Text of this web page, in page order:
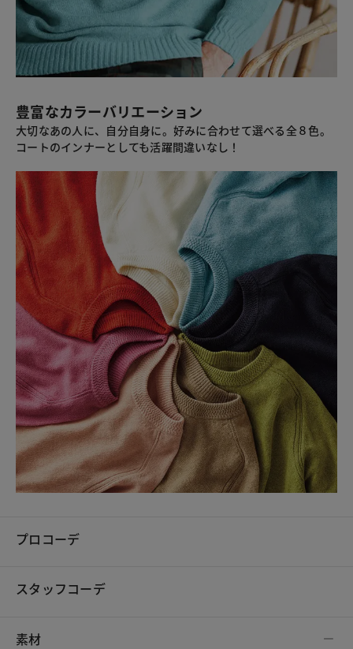
豊富なカラーバリエーション
大切なあの人に、自分自身に。好みに合わせて選べる全８色。
コートのインナーとしても活躍間違いなし！
プロコーデ
スタッフコーデ
素材